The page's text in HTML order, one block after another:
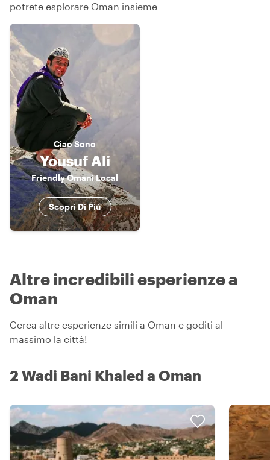
potrete esplorare Oman insieme
CiaoSono
Yousuf Ali
Friendly Omani Local
Scopri Di Più
Altre incredibili esperienze a
Oman
Cerca altre esperienze simili a Oman e goditi al
massimo la città!
2 Wadi Bani Khaled a Oman